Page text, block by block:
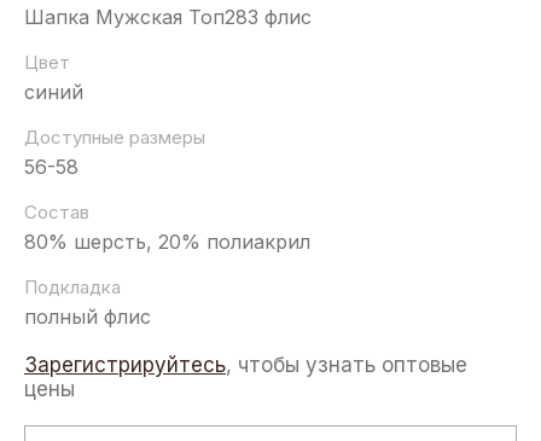
Шапка Мужская Топ283 флис
Цвет
синий
Доступные размеры
56-58
Состав
80% шерсть, 20% полиакрил
Подкладка
полный флис
Зарегистрируйтесь, чтобы узнать оптовые
цены